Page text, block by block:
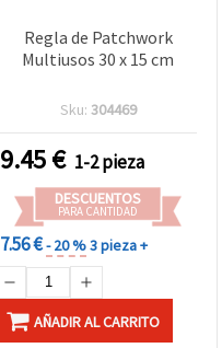
Regla de Patchwork
Multiusos 30 x 15 cm
Sku: 304469
9.45€ 1-2 pieza
DESCUENTOS
PARA CANTIDAD
7.56 €- 20 %3 pieza +
AÑADIR AL CARRITO